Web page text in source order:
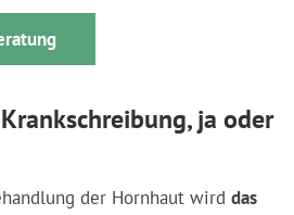
ja oder
der Hornhaut wird das